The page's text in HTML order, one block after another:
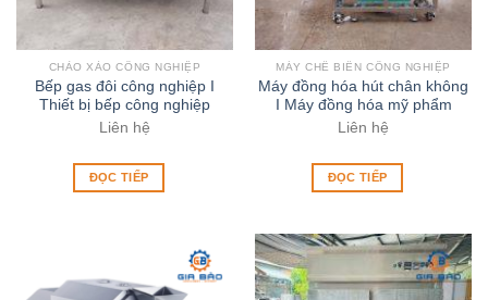
CHẢO XÀO CÔNG NGHIỆP
Bếp gas đôi công nghiệp I
Thiết bị bếp công nghiệp
Liên hệ
ĐỌC TIẾP
MÁY CHẾ BIẾN CÔNG NGHIỆP
Máy đồng hóa hút chân không
I Máy đồng hóa mỹ phẩm
Liên hệ
ĐỌC TIẾP